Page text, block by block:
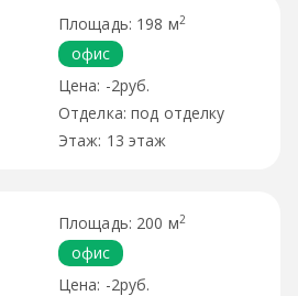
198 м2
офис
-2руб.
под отделку
13 этаж
200 м2
офис
-2руб.